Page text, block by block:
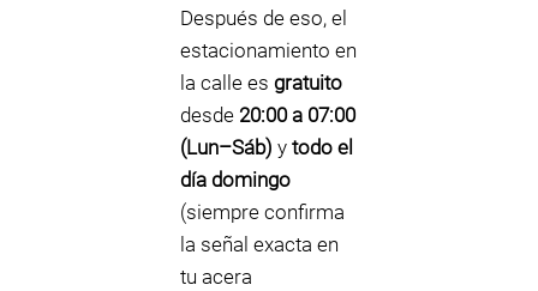
Después de eso, el
estacionamiento en
la calle es gratuito
desde 20:00 a 07:00
(Lun–Sáb) y todo el
día domingo
(siempre confirma
la señal exacta en
tu acera